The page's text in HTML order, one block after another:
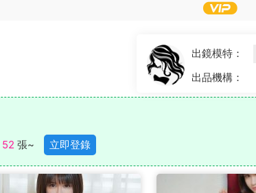
6*******
6*******
g*******
出鏡模特：
出品機構：
52 張~ 立即登錄